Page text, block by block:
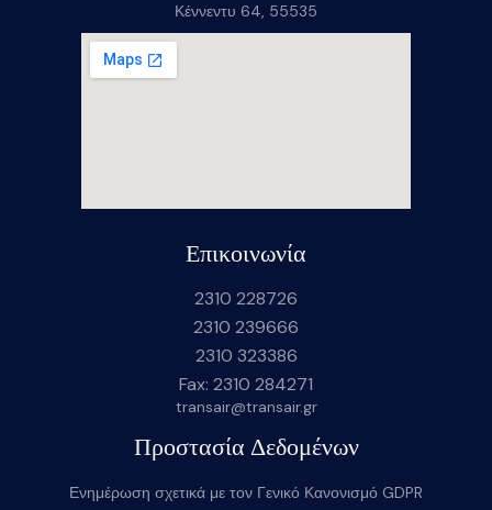
Κέννεντυ 64, 55535
Επικοινωνία
2310 228726
2310 239666
2310 323386
Fax: 2310 284271
transair@transair.gr
Προστασία Δεδομένων
Ενημέρωση σχετικά με τον Γενικό Κανονισμό GDPR